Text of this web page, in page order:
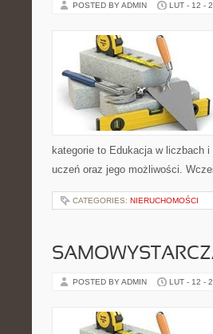
POSTED BY ADMIN LUT - 12 -
kategorie to Edukacja w liczbach
uczeń oraz jego możliwości.
CATEGORIES: NIERUCHOMOŚCI
POSTED BY ADMIN LUT - 12 -